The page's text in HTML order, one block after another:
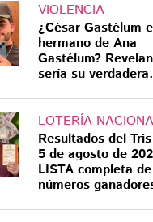
VIOLENCIA
¿César Gastélum
hermano de Ana
Gastélum?
sería su verdadera
LOTERÍA
Resultados del
5 de agosto de
LISTA completa
números